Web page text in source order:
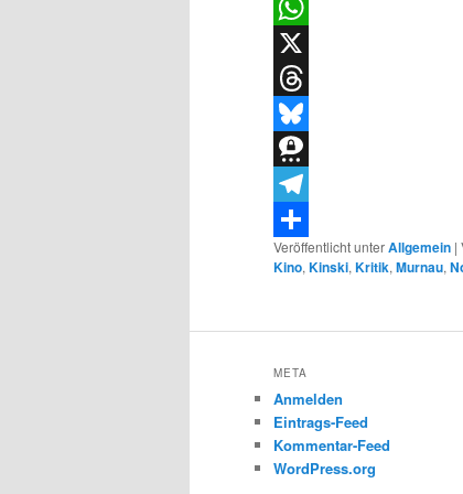
LinkedIn
WhatsApp
X
Threads
Bluesky
Threema
Telegram
Teilen
Veröffentlicht unterAllgemein |
Kino, Kinski, Kritik, Murnau,
META
Anmelden
Eintrags-Feed
Kommentar-Feed
WordPress.org